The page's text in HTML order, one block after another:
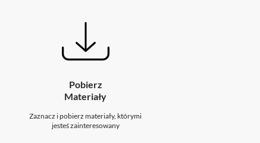
Pobierz
Materiały
Zaznacz i pobierz materiały, którymi
jesteś zainteresowany